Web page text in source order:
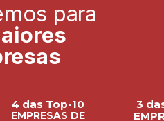
para
4 das Top-10
EMPRESAS DE
3